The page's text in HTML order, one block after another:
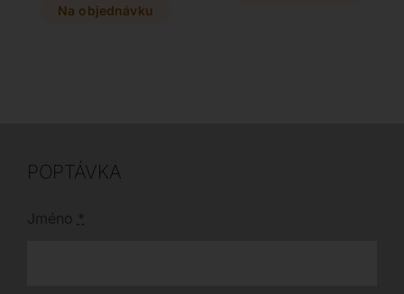
vteřin. Stabilní podnož
přizpůsobí vašim
potřebám.
Na objednávku
POPTÁVKA
Jméno *